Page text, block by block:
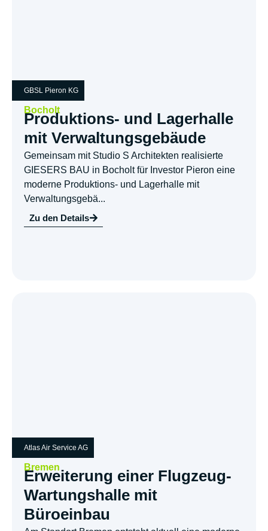
GBSL Pieron KG
Bocholt
Produktions- und Lagerhalle
mit Verwaltungsgebäude
Gemeinsam mit Studio S Architekten realisierte
GIESERS BAU in Bocholt für Investor Pieron eine
moderne Produktions- und Lagerhalle mit
Verwaltungsgebä...
Zu den Details
Atlas Air Service AG
Bremen
Erweiterung einer Flugzeug-
Wartungshalle mit
Büroeinbau